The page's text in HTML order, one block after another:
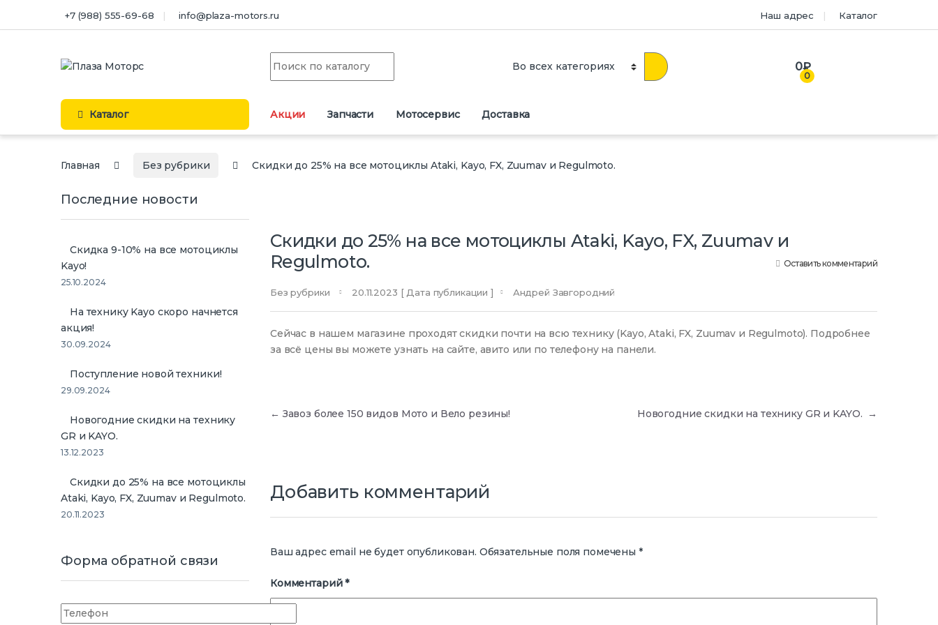
+7 (988) 555-69-68 info@plaza-motors.ru Наш адрес Каталог
0
0₽
Каталог Акции Запчасти Мотосервис Доставка
Главная Без рубрики Скидки до 25% на все мотоциклы Ataki, Kayo, FX, Zuumav и Regulmoto.
Скидки до 25% на все мотоциклы Ataki, Kayo, FX, Zuumav и
Regulmoto.
Оставить комментарий
Без рубрики 20.11.2023 [ Дата публикации ] Андрей Завгородний
Сейчас в нашем магазине проходят скидки почти на всю технику (Kayo, Ataki, FX, Zuumav и Regulmoto). Подробнее
за всё цены вы можете узнать на сайте, авито или по телефону на панели.
Навигация по записям
← Завоз более 150 видов Мото и Вело резины! Новогодние скидки на технику GR и KAYO. →
Добавить комментарий
Ваш адрес email не будет опубликован. Обязательные поля помечены *
Комментарий*
Последние новости
Скидка 9-10% на все мотоциклы
Kayo!
25.10.2024
На технику Kayo скоро начнется
акция!
30.09.2024
Поступление новой техники!
29.09.2024
Новогодние скидки на технику
GR и KAYO.
13.12.2023
Скидки до 25% на все мотоциклы
Ataki, Kayo, FX, Zuumav и Regulmoto.
20.11.2023
Форма обратной связи